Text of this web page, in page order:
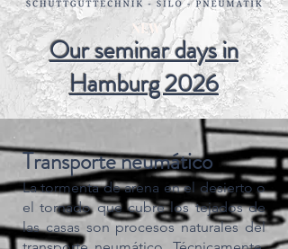
NEW
Our seminar days in
Hamburg 2026
Transporte neumático
La tormenta de arena en el desierto o
el tornado que cubre los tejados de
las casas son procesos naturales del